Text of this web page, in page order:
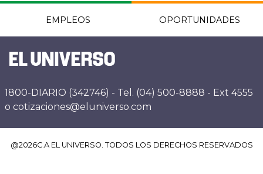
EMPLEOS OPORTUNIDADES
1800-DIARIO (342746) - Tel. (04) 500-8888 - Ext 4555
o cotizaciones@eluniverso.com
@2026C.A EL UNIVERSO. TODOS LOS DERECHOS RESERVADOS